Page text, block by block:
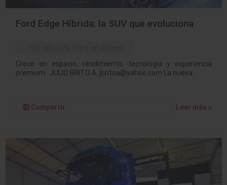
Ford Edge Híbrida: la SUV que evoluciona
Crece en espacio, rendimiento, tecnología y experiencia
premium JULIO BRITO A. jbritoa@yahoo.com La nueva…
Compartir Leer más »